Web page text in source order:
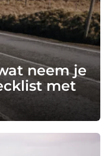
neem je
met